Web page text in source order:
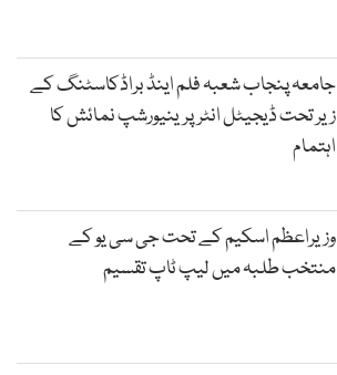
جامعہ پنجاب شعبہ فلم اینڈ براڈکاسٹنگ کے
زیر تحت ڈیجیٹل انٹرپرینیورشپ نمائش کا
اہتمام
وزیراعظم اسکیم کے تحت جی سی یو کے
منتخب طلبہ میں لیپ ٹاپ تقسیم